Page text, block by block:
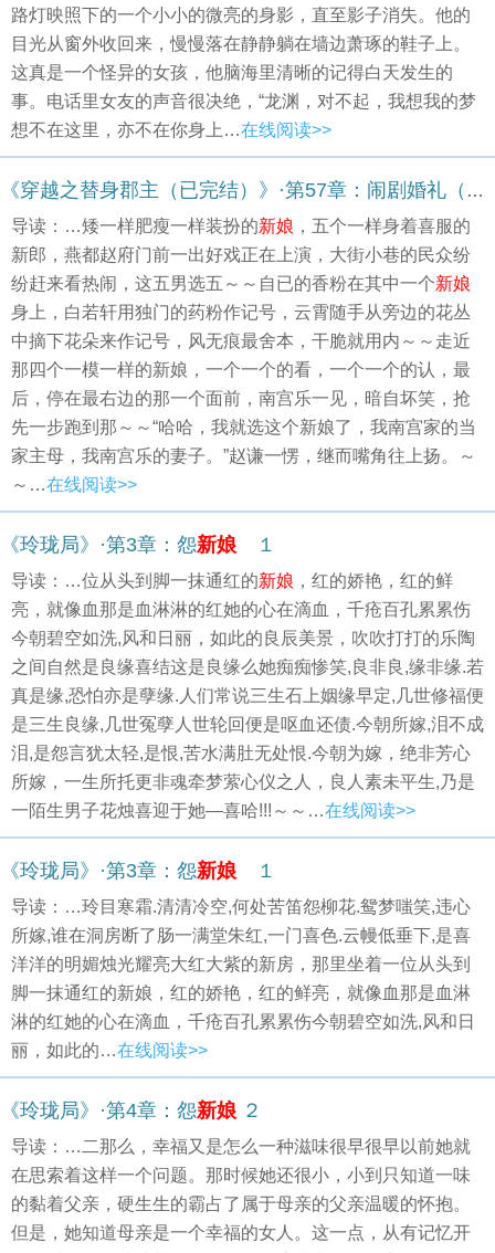
路灯映照下的一个小小的微亮的身影，直至影子消失。他的
目光从窗外收回来，慢慢落在静静躺在墙边萧琢的鞋子上。
这真是一个怪异的女孩，他脑海里清晰的记得白天发生的
事。电话里女友的声音很决绝，“龙渊，对不起，我想我的梦
想不在这里，亦不在你身上…在线阅读>>
《穿越之替身郡主（已完结）》·第57章：闹剧婚礼（六）
导读：…矮一样肥瘦一样装扮的新娘 ，五个一样身着喜服的
新郎，燕都赵府门前一出好戏正在上演，大街小巷的民众纷
纷赶来看热闹，这五男选五～～自已的香粉在其中一个新娘
身上，白若轩用独门的药粉作记号，云霄随手从旁边的花丛
中摘下花朵来作记号，风无痕最舍本，干脆就用内～～走近
那四个一模一样的新娘，一个一个的看，一个一个的认，最
后，停在最右边的那一个面前，南宫乐一见，暗自坏笑，抢
先一步跑到那～～“哈哈，我就选这个新娘了，我南宫家的当
家主母，我南宫乐的妻子。”赵谦一愣，继而嘴角往上扬。～
～…在线阅读>>
《玲珑局》·第3章：怨新娘 １
导读：…位从头到脚一抹通红的新娘 ，红的娇艳，红的鲜
亮，就像血那是血淋淋的红她的心在滴血，千疮百孔累累伤
今朝碧空如洗,风和日丽，如此的良辰美景，吹吹打打的乐陶
之间自然是良缘喜结这是良缘么她痴痴惨笑,良非良,缘非缘.若
真是缘,恐怕亦是孽缘.人们常说三生石上姻缘早定,几世修福便
是三生良缘,几世冤孽人世轮回便是呕血还债.今朝所嫁,泪不成
泪,是怨言犹太轻,是恨,苦水满肚无处恨.今朝为嫁，绝非芳心
所嫁，一生所托更非魂牵梦萦心仪之人，良人素未平生,乃是
一陌生男子花烛喜迎于她—喜哈!!!～～…在线阅读>>
《玲珑局》·第3章：怨新娘 １
导读：…玲目寒霜.清清冷空,何处苦笛怨柳花.鸳梦嗤笑,违心
所嫁,谁在洞房断了肠一满堂朱红,一门喜色.云幔低垂下,是喜
洋洋的明媚烛光耀亮大红大紫的新房，那里坐着一位从头到
脚一抹通红的新娘，红的娇艳，红的鲜亮，就像血那是血淋
淋的红她的心在滴血，千疮百孔累累伤今朝碧空如洗,风和日
丽，如此的…在线阅读>>
《玲珑局》·第4章：怨新娘 ２
导读：…二那么，幸福又是怎么一种滋味很早很早以前她就
在思索着这样一个问题。那时候她还很小，小到只知道一味
的黏着父亲，硬生生的霸占了属于母亲的父亲温暖的怀抱。
但是，她知道母亲是一个幸福的女人。这一点，从有记忆开